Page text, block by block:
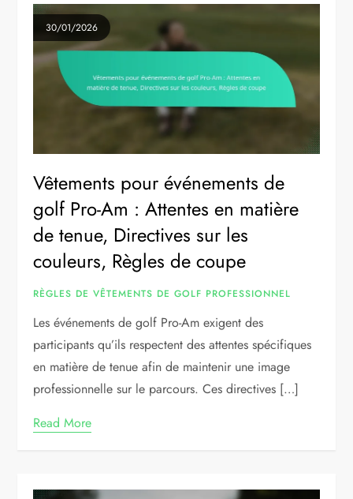
30/01/2026
Vêtements pour événements de
golf Pro-Am : Attentes en matière
de tenue, Directives sur les
couleurs, Règles de coupe
RÈGLES DE VÊTEMENTS DE GOLF PROFESSIONNEL
Les événements de golf Pro-Am exigent des
participants qu’ils respectent des attentes spécifiques
en matière de tenue afin de maintenir une image
professionnelle sur le parcours. Ces directives […]
Read More